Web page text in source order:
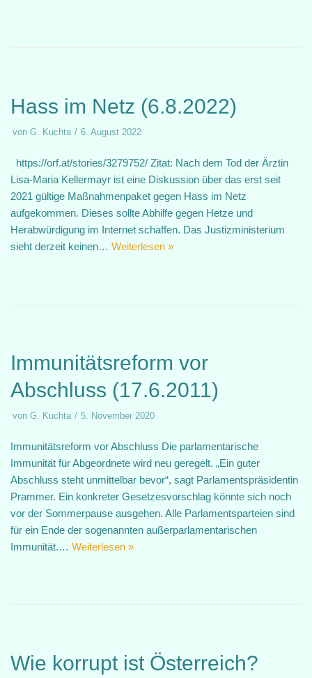
Hass im Netz (6.8.2022)
von G. Kuchta 6. August 2022
https://orf.at/stories/3279752/ Zitat: Nach dem Tod der Ärztin
Lisa-Maria Kellermayr ist eine Diskussion über das erst seit
2021 gültige Maßnahmenpaket gegen Hass im Netz
aufgekommen. Dieses sollte Abhilfe gegen Hetze und
Herabwürdigung im Internet schaffen. Das Justizministerium
sieht derzeit keinen… Weiterlesen »
Immunitätsreform vor
Abschluss (17.6.2011)
von G. Kuchta 5. November 2020
Immunitätsreform vor Abschluss Die parlamentarische
Immunität für Abgeordnete wird neu geregelt. „Ein guter
Abschluss steht unmittelbar bevor“, sagt Parlamentspräsidentin
Prammer. Ein konkreter Gesetzesvorschlag könnte sich noch
vor der Sommerpause ausgehen. Alle Parlamentsparteien sind
für ein Ende der sogenannten außerparlamentarischen
Immunität.… Weiterlesen »
Wie korrupt ist Österreich?